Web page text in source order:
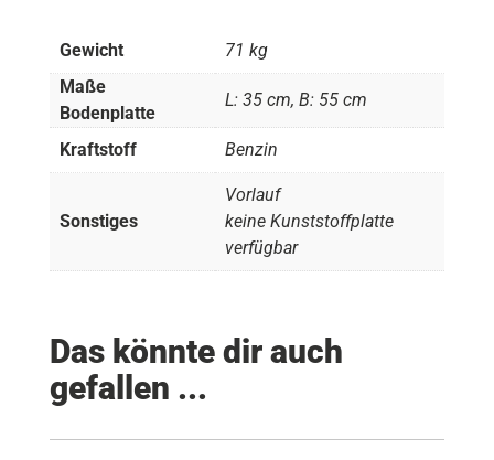
Gewicht
71 kg
Maße
Bodenplatte
L: 35 cm, B: 55 cm
Kraftstoff Benzin
Sonstiges
Vorlauf
keine Kunststoffplatte
verfügbar
Das könnte dir auch
gefallen ...